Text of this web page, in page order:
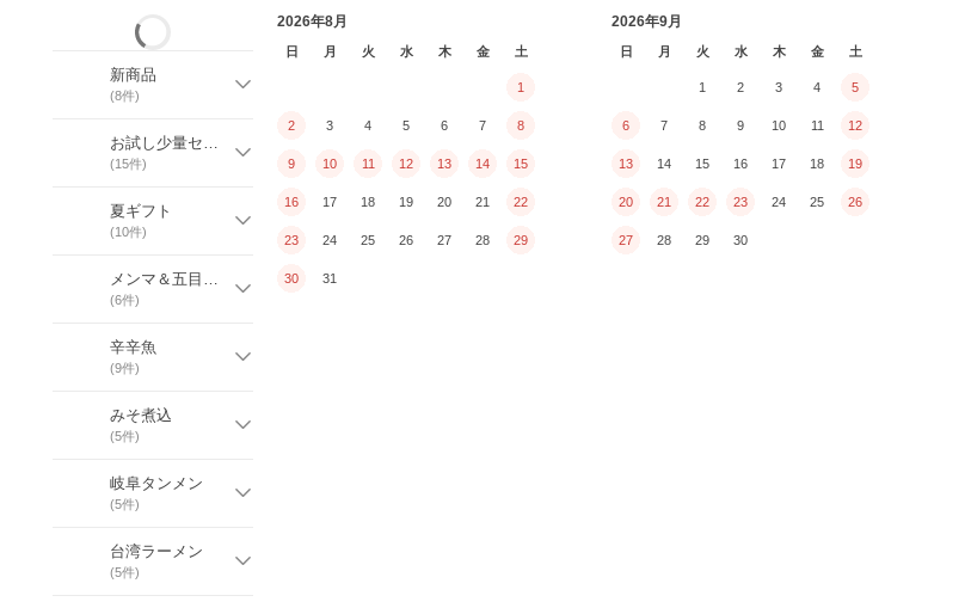
新商品
(8件)
お試し少量セット
(15件)
夏ギフト
(10件)
メンマ＆五目＆チャーシュー＆こしょう
(6件)
辛辛魚
(9件)
みそ煮込
(5件)
岐阜タンメン
(5件)
台湾ラーメン
(5件)
2026年8月
日 月 火 水 木 金 土
1
2 3 4 5 6 7 8
9 10 11 12 13 14 15
16 17 18 19 20 21 22
23 24 25 26 27 28 29
30 31
2026年9月
日 月 火 水 木 金 土
1 2 3 4 5
6 7 8 9 10 11 12
13 14 15 16 17 18 19
20 21 22 23 24 25 26
27 28 29 30